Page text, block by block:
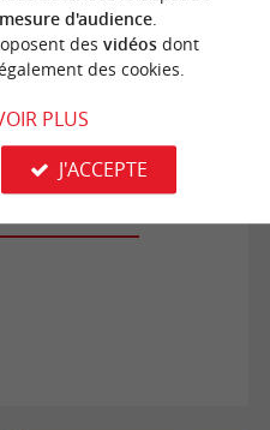
mesure d'audience.
des vidéosdont
des cookies.
PLUS
J'ACCEPTE